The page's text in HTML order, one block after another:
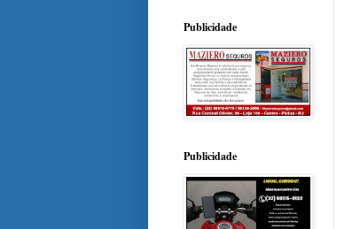
Publicidade
Publicidade